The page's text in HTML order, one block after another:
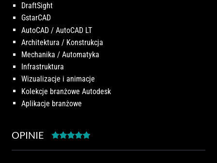
DraftSight
GstarCAD
AutoCAD / AutoCAD LT
Architektura / Konstrukcja
Mechanika / Automatyka
Infrastruktura
Wizualizacje i animacje
Kolekcje branżowe Autodesk
Aplikacje branżowe
OPINIE